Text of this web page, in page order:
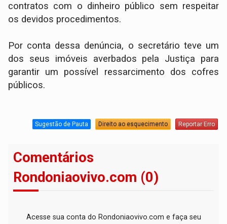
contratos com o dinheiro público sem respeitar
os devidos procedimentos.
Por conta dessa denúncia, o secretário teve um
dos seus imóveis averbados pela Justiça para
garantir um possível ressarcimento dos cofres
públicos.
Sugestão de Pauta Direito ao esquecimento Reportar Erro
Comentários
Rondoniaovivo.com (0)
Acesse sua conta do Rondoniaovivo.com e faça seu